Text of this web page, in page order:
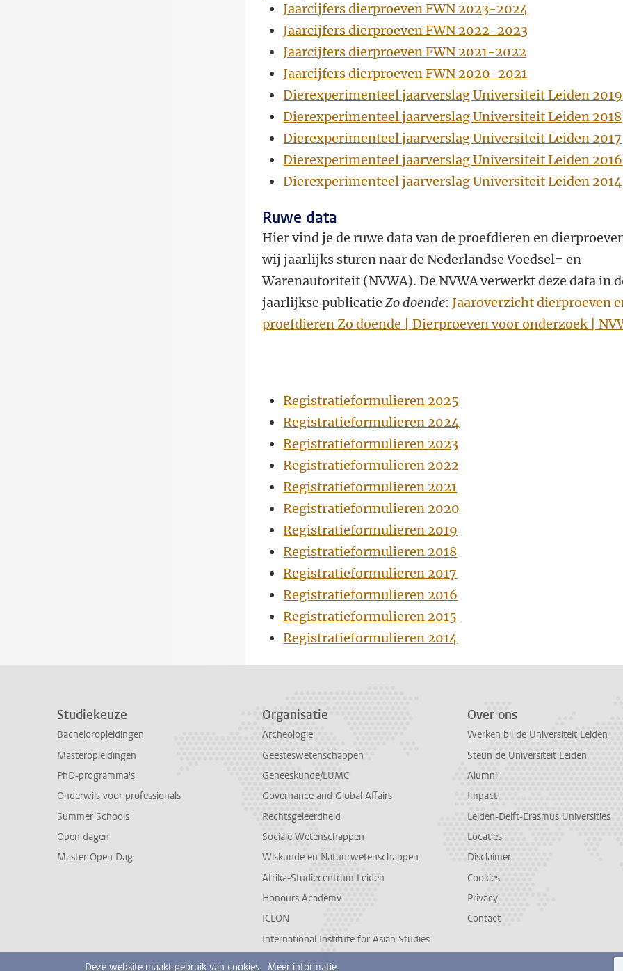
Jaarcijfers dierproeven FWN 2023-2024
Jaarcijfers dierproeven FWN 2022-2023
Jaarcijfers dierproeven FWN 2021-2022
Jaarcijfers dierproeven FWN 2020-2021
Dierexperimenteel jaarverslag Universiteit Leiden 2019
Dierexperimenteel jaarverslag Universiteit Leiden 2018
Dierexperimenteel jaarverslag Universiteit Leiden 2017
Dierexperimenteel jaarverslag Universiteit Leiden 2016
Dierexperimenteel jaarverslag Universiteit Leiden 2014
Ruwe data
Hier vind je de ruwe data van de proefdieren en
wij jaarlijks sturen naar de Nederlandse Voedsel= en
Warenautoriteit (NVWA). De NVWA verwerkt deze data in
jaarlijkse publicatieZo doende:Jaaroverzicht dierproeven
proefdieren Zo doende | Dierproeven voor onderzoek |
Registratieformulieren 2025
Registratieformulieren 2024
Registratieformulieren 2023
Registratieformulieren 2022
Registratieformulieren 2021
Registratieformulieren 2020
Registratieformulieren 2019
Registratieformulieren 2018
Registratieformulieren 2017
Registratieformulieren 2016
Registratieformulieren 2015
Registratieformulieren 2014
Studiekeuze
Bacheloropleidingen
Masteropleidingen
PhD-programma's
Onderwijs voor professionals
Summer Schools
Open dagen
Master Open Dag
Organisatie
Archeologie
Geesteswetenschappen
Geneeskunde/LUMC
Governance and Global Affairs
Rechtsgeleerdheid
Sociale Wetenschappen
Wiskunde en Natuurwetenschappen
Afrika-Studiecentrum Leiden
Honours Academy
ICLON
International Institute for Asian Studies
Over ons
Werken bij de Universiteit Leiden
Steun de Universiteit Leiden
Alumni
Impact
Leiden-Delft-Erasmus Universities
Locaties
Disclaimer
Cookies
Privacy
Contact
Deze website maakt gebruik van cookies. Meer informatie.